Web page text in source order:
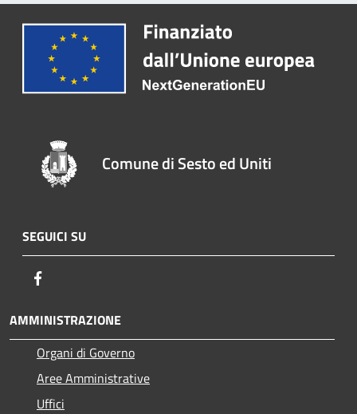
Comune di Sesto ed Uniti
SEGUICI SU
AMMINISTRAZIONE
Organi di Governo
Aree Amministrative
Uffici